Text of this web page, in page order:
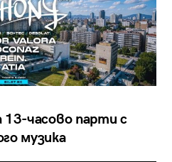
часово парти с
музика